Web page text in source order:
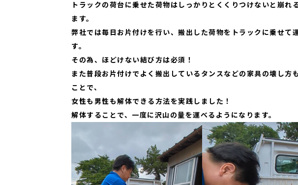
トラックの荷台に乗せた荷物はしっかりとくくりつけないと崩れ
ます。
弊社では毎日お片付けを行い、搬出した荷物をトラックに乗せて
す。
その為、ほどけない結び方は必須！
また普段お片付けでよく搬出しているタンスなどの家具の壊し方
ことで、
女性も男性も解体できる方法を実践しました！
解体することで、一度に沢山の量を運べるようになります。